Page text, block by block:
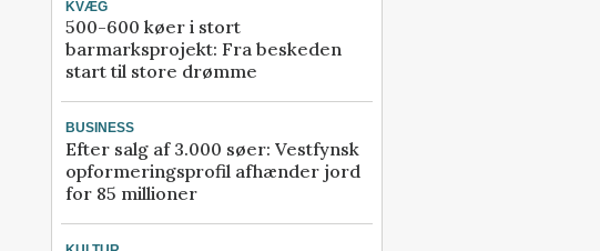
KVÆG
500-600 køer i stort
barmarksprojekt: Fra beskeden
start til store drømme
BUSINESS
Efter salg af 3.000 søer: Vestfynsk
opformeringsprofil afhænder jord
for 85 millioner